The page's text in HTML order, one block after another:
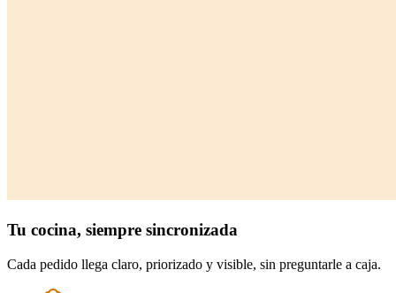
Tu cocina, siempre sincronizada
Cada pedido llega claro, priorizado y visible, sin preguntarle a caja.